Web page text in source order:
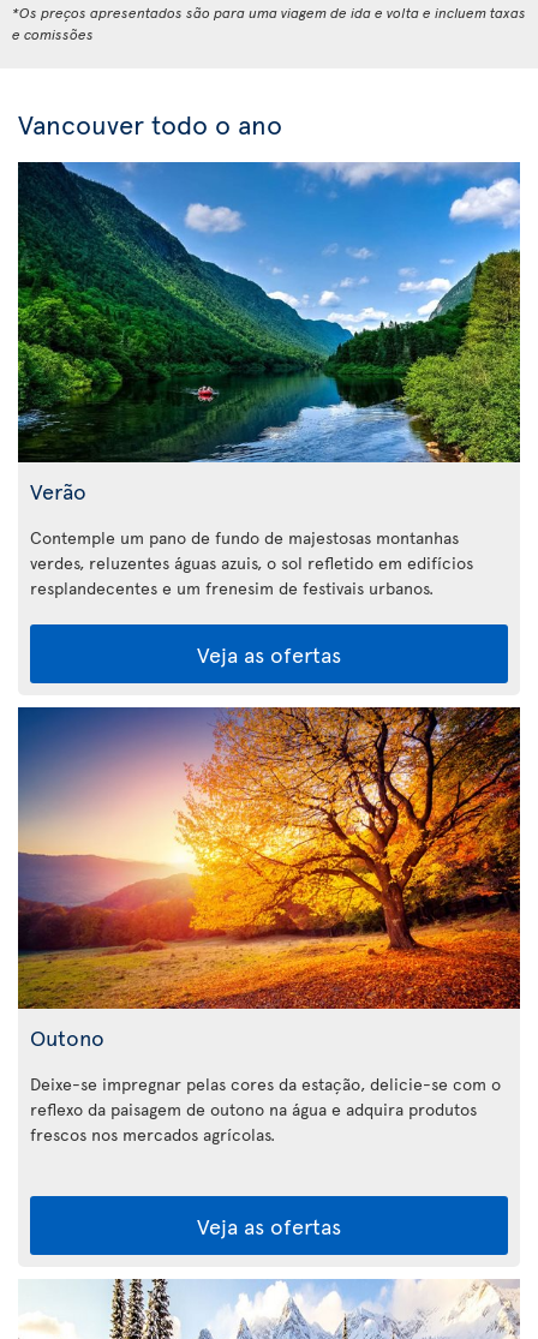
*Os preços apresentados são para uma viagem de ida e volta e incluem taxas
e comissões
Vancouver todo o ano
Verão
Contemple um pano de fundo de majestosas montanhas
verdes, reluzentes águas azuis, o sol refletido em edifícios
resplandecentes e um frenesim de festivais urbanos.
Veja as ofertas
Outono
Deixe-se impregnar pelas cores da estação, delicie-se com o
reflexo da paisagem de outono na água e adquira produtos
frescos nos mercados agrícolas.
Veja as ofertas